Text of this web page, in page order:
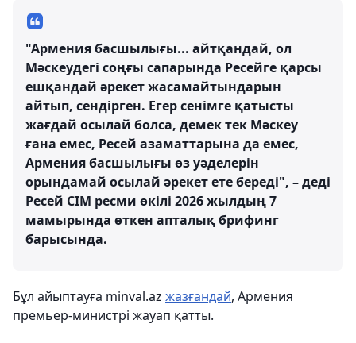
"Армения басшылығы... айтқандай, ол
Мәскеудегі соңғы сапарында Ресейге қарсы
ешқандай әрекет жасамайтындарын
айтып, сендірген. Егер сенімге қатысты
жағдай осылай болса, демек тек Мәскеу
ғана емес, Ресей азаматтарына да емес,
Армения басшылығы өз уәделерін
орындамай осылай әрекет ете береді", – деді
Ресей СІМ ресми өкілі 2026 жылдың 7
мамырында өткен апталық брифинг
барысында.
Бұл айыптауға minval.az жазғандай, Армения
премьер-министрі жауап қатты.